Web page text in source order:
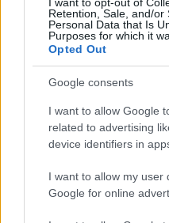
Retention, Sale, and/or
Personal Data that Is
Purposes for which it
Opted Out
Google consents
I want to allow Google
related to advertising
device identifiers in
I want to allow my user
Google for online
2010-től edzőként
munkájába, majd 2013-
vízilabda- válogatott
váltás nem volt véletlen:
legjobban a
játékosként szerzett
távol ahhoz, hogy
egész rendszerre. Az
(Barcelona, 2013).
Edzőként is ugyanazt
játékosként: „Annyira